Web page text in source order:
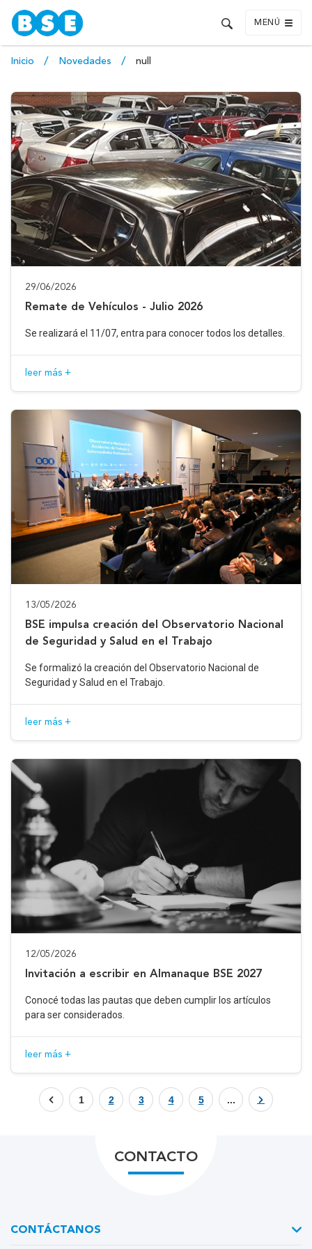
MENÚ
Inicio Novedades null
29/06/2026
Remate de Vehículos - Julio 2026
Se realizará el 11/07, entra para conocer todos los detalles.
leer más +
13/05/2026
BSE impulsa creación del Observatorio Nacional
de Seguridad y Salud en el Trabajo
Se formalizó la creación del Observatorio Nacional de
Seguridad y Salud en el Trabajo.
leer más +
12/05/2026
Invitación a escribir en Almanaque BSE 2027
Conocé todas las pautas que deben cumplir los artículos
para ser considerados.
leer más +
1 2 3 4 5 ...
CONTACTO
CONTÁCTANOS